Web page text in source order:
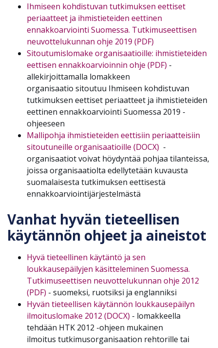
Ihmiseen kohdistuvan tutkimuksen eettiset
periaatteet ja ihmistieteiden eettinen
ennakkoarviointi Suomessa. Tutkimuseettisen
neuvottelukunnan ohje 2019 (PDF)
Sitoutumislomake organisaatioille: ihmistieteiden
eettisen ennakkoarvioinnin ohje (PDF) -
allekirjoittamalla lomakkeen
organisaatio sitoutuu Ihmiseen kohdistuvan
tutkimuksen eettiset periaatteet ja ihmistieteiden
eettinen ennakkoarviointi Suomessa 2019 -
ohjeeseen
Mallipohja ihmistieteiden eettisiin periaatteisiin
sitoutuneille organisaatioille (DOCX) -
organisaatiot voivat höydyntää pohjaa tilanteissa,
joissa organisaatiolta edellytetään kuvausta
suomalaisesta tutkimuksen eettisestä
ennakkoarviointijärjestelmästä
Vanhat hyvän tieteellisen
käytännön ohjeet ja aineistot
Hyvä tieteellinen käytäntö ja sen
loukkausepäilyjen käsitteleminen Suomessa.
Tutkimuseettisen neuvottelukunnan ohje 2012
(PDF) - suomeksi, ruotsiksi ja englanniksi
Hyvän tieteellisen käytännön loukkausepäilyn
ilmoituslomake 2012 (DOCX) - lomakkeella
tehdään HTK 2012 -ohjeen mukainen
ilmoitus tutkimusorganisaation rehtorille tai